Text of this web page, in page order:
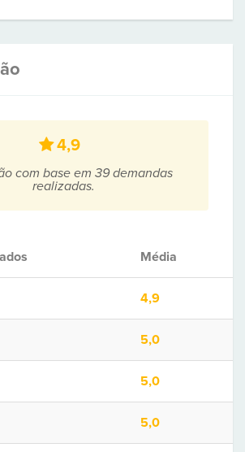
4,9
com base em 39 demandas
realizadas.
Média
4,9
5,0
5,0
5,0